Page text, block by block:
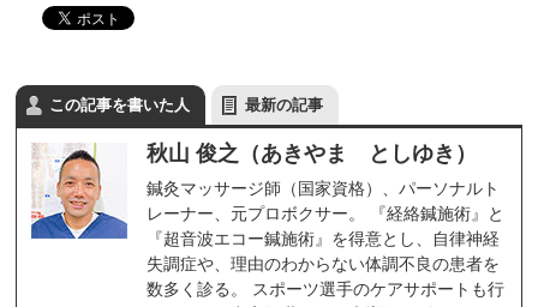
この記事を書いた人 最新の記事
秋山 俊之（あきやま としゆき）
鍼灸マッサージ師（国家資格）、パーソナルト
レーナー、元プロボクサー。 『経絡鍼施術』と
『超音波エコー鍼施術』を得意とし、自律神経
失調症や、理由のわからない体調不良の患者を
数多く診る。 スポーツ選手のケアサポートも行